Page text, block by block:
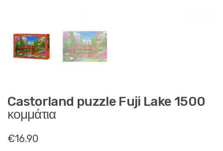
Castorland puzzle Fuji Lake 1500
κομμάτια
€16.90